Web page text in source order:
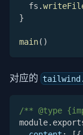
  fs
.
}
main( )
对应的
/** @type
module.